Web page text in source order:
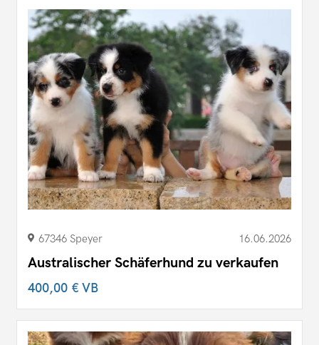
67346 Speyer 16.06.2026
Australischer Schäferhund zu verkaufen
400,00 €VB